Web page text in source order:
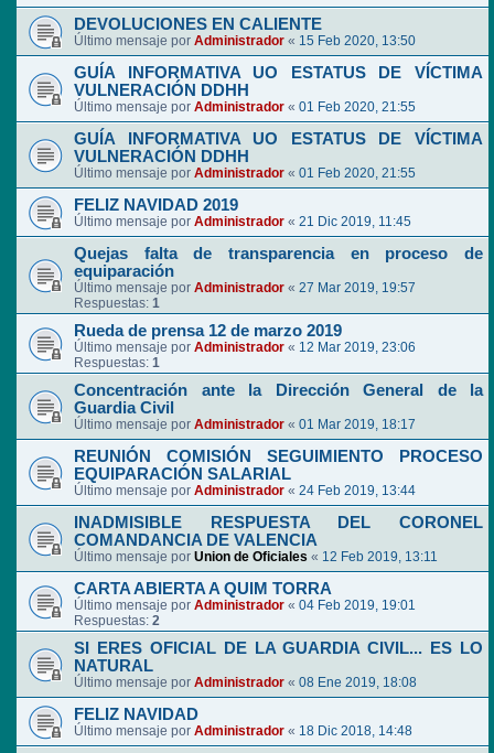
DEVOLUCIONES EN CALIENTE
Último mensaje por Administrador « 15 Feb 2020, 13:50
GUÍA INFORMATIVA UO ESTATUS DE VÍCTIMA
VULNERACIÓN DDHH
Último mensaje por Administrador « 01 Feb 2020, 21:55
GUÍA INFORMATIVA UO ESTATUS DE VÍCTIMA
VULNERACIÓN DDHH
Último mensaje por Administrador « 01 Feb 2020, 21:55
FELIZ NAVIDAD 2019
Último mensaje por Administrador « 21 Dic 2019, 11:45
Quejas falta de transparencia en proceso de
equiparación
Último mensaje por Administrador « 27 Mar 2019, 19:57
Respuestas: 1
Rueda de prensa 12 de marzo 2019
Último mensaje por Administrador « 12 Mar 2019, 23:06
Respuestas: 1
Concentración ante la Dirección General de la
Guardia Civil
Último mensaje por Administrador « 01 Mar 2019, 18:17
REUNIÓN COMISIÓN SEGUIMIENTO PROCESO
EQUIPARACIÓN SALARIAL
Último mensaje por Administrador « 24 Feb 2019, 13:44
INADMISIBLE RESPUESTA DEL CORONEL
COMANDANCIA DE VALENCIA
Último mensaje por Union de Oficiales « 12 Feb 2019, 13:11
CARTA ABIERTA A QUIM TORRA
Último mensaje por Administrador « 04 Feb 2019, 19:01
Respuestas: 2
SI ERES OFICIAL DE LA GUARDIA CIVIL... ES LO
NATURAL
Último mensaje por Administrador « 08 Ene 2019, 18:08
FELIZ NAVIDAD
Último mensaje por Administrador « 18 Dic 2018, 14:48